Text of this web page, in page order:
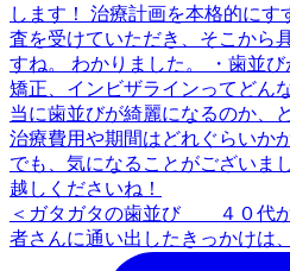
＜ガタガタの歯並び ４０代か
者さんに通い出したきっかけは